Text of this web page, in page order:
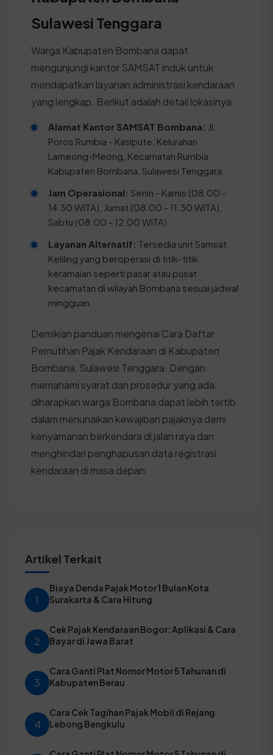
Sulawesi Tenggara
Warga Kabupaten Bombana dapat
mengunjungi kantor SAMSAT induk untuk
mendapatkan layanan administrasi kendaraan
yang lengkap. Berikut adalah detail lokasinya:
Alamat Kantor SAMSAT Bombana: Jl.
Poros Rumbia - Kasipute, Kelurahan
Lameong-Meong, Kecamatan Rumbia,
Kabupaten Bombana, Sulawesi Tenggara.
Jam Operasional: Senin - Kamis (08.00 -
14.30 WITA), Jumat (08.00 - 11.30 WITA),
Sabtu (08.00 - 12.00 WITA).
Layanan Alternatif: Tersedia unit Samsat
Keliling yang beroperasi di titik-titik
keramaian seperti pasar atau pusat
kecamatan di wilayah Bombana sesuai jadwal
mingguan.
Demikian panduan mengenai Cara Daftar
Pemutihan Pajak Kendaraan di Kabupaten
Bombana, Sulawesi Tenggara. Dengan
memahami syarat dan prosedur yang ada,
diharapkan warga Bombana dapat lebih tertib
dalam menunaikan kewajiban pajaknya demi
kenyamanan berkendara di jalan raya dan
menghindari penghapusan data registrasi
kendaraan di masa depan.
Artikel Terkait
1
Biaya Denda Pajak Motor 1 Bulan Kota
Surakarta & Cara Hitung
2
Cek Pajak Kendaraan Bogor: Aplikasi & Cara
Bayar di Jawa Barat
3
Cara Ganti Plat Nomor Motor 5 Tahunan di
Kabupaten Berau
4
Cara Cek Tagihan Pajak Mobil di Rejang
Lebong Bengkulu